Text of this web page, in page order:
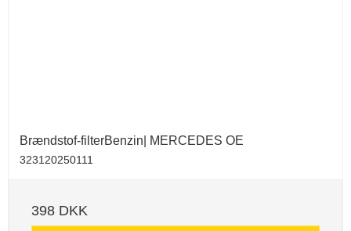
Brændstof-filterBenzin| MERCEDES OE
323120250111
398 DKK